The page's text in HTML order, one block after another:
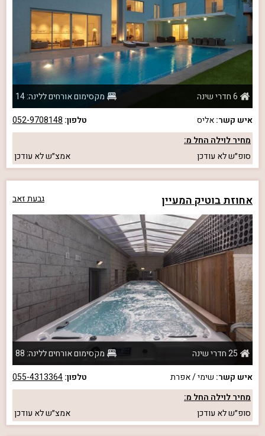
6 חדרי שינה
מקסימום אורחים ללינה: 14
איש קשר:אליס טלפון: 052-9708148
מחיר לוילה החל מ:
סופ״שלא עודכן אמצ״שלא עודכן
אחוזת בוטיק המעיין גבעת זאב
25 חדרי שינה
מקסימום אורחים ללינה: 88
איש קשר: שימי / אפרת טלפון:055-4313364
מחיר לוילה החל מ:
סופ״שלא עודכן אמצ״שלא עודכן